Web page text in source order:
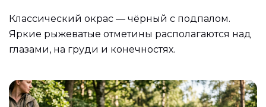
Классический окрас — чёрный с подпалом.
Яркие рыжеватые отметины располагаются над
глазами, на груди и конечностях.